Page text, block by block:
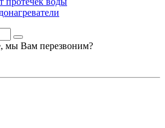
мы Вам перезвоним?